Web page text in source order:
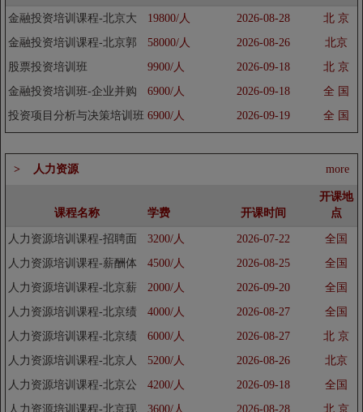
金融投资培训课程-北京大
学金融分析师培训班
19800/人 2026-08-28
北 京
金融投资培训课程-北京郭
凡生股权激励方案培训班
58000/人 2026-08-26
北京
股票投资培训班
9900/人 2026-09-18
北 京
金融投资培训班-企业并购
重组培训班课程
6900/人 2026-09-18
全 国
投资项目分析与决策培训班
课程
6900/人 2026-09-19 全 国
> 人力资源 more
课程名称 学费 开课时间
开课地
点
人力资源培训课程-招聘面
技巧培训班
3200/人 2026-07-22
全国
人力资源培训课程-薪酬体
系设计岗位评定绩效工资奖
金...
4500/人 2026-08-25
全国
人力资源培训课程-北京薪
酬设计管理培训班
2000/人 2026-09-20
全国
人力资源培训课程-北京绩
效考核培训班
4000/人 2026-08-27
全国
人力资源培训课程-北京绩
效考核与薪酬体系设计培训
班
6000/人 2026-08-27
北 京
人力资源培训课程-北京人
力资源总监培训班
5200/人 2026-08-26
北京
人力资源培训课程-北京公
司培训体系建设与年度培训
4200/人 2026-09-18
全国
人力资源培训课程-北京现
3600/人 2026-08-28
北 京